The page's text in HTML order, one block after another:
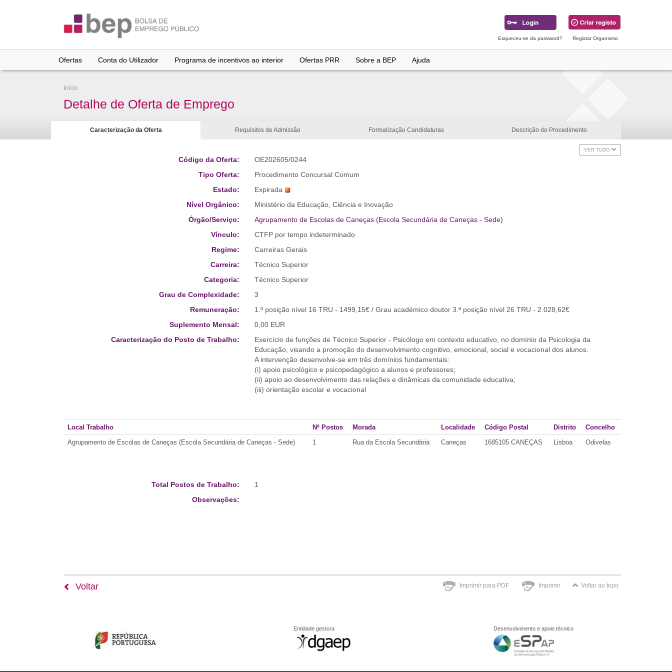
Esqueceu-se da password? Registar Organismo
Ofertas Conta do Utilizador Programa de incentivos ao interior Ofertas PRR Sobre a BEP Ajuda
Início
Detalhe de Oferta de Emprego
Caracterização da Oferta Requisitos de Admissão Formalização Candidaturas Descrição do Procedimento
VER TUDO
Código da Oferta:
OE202605/0244
Tipo Oferta:
Procedimento Concursal Comum
Estado:
Expirada
Nível Orgânico:
Ministério da Educação, Ciência e Inovação
Órgão/Serviço:
Agrupamento de Escolas de Caneças (Escola Secundária de Caneças - Sede)
Vínculo:
CTFP por tempo indeterminado
Regime:
Carreiras Gerais
Carreira:
Técnico Superior
Categoria:
Técnico Superior
Grau de Complexidade:
3
Remuneração:
1.º posição nível 16 TRU - 1499,15€ / Grau académico doutor 3.ª posição nível 26 TRU - 2.028,62€
Suplemento Mensal:
0,00 EUR
Caracterização do Posto de Trabalho:
Exercício de funções de Técnico Superior - Psicólogo em contexto educativo, no domínio da Psicologia da
Educação, visando a promoção do desenvolvimento cognitivo, emocional, social e vocacional dos alunos.
A intervenção desenvolve-se em três domínios fundamentais:
(i) apoio psicológico e psicopedagógico a alunos e professores;
(ii) apoio ao desenvolvimento das relações e dinâmicas da comunidade educativa;
(iii) orientação escolar e vocacional
Local Trabalho Nº Postos Morada Localidade Código Postal Distrito
Concelho
Agrupamento de Escolas de Caneças (Escola Secundária de Caneças - Sede)
1 Rua da Escola Secundária Caneças 1685105 CANEÇAS Lisboa Odivelas
Total Postos de Trabalho:
1
Observações:
Imprimir para PDF Imprimir Voltar ao topo
Voltar
Entidade gestora Desenvolvimento e apoio técnico